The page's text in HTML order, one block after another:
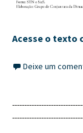
Acesse o texto
Deixe um